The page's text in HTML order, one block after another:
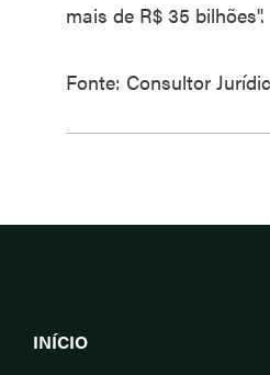
mais de R$ 35 bilhões".
Fonte: Consultor
INÍCIO